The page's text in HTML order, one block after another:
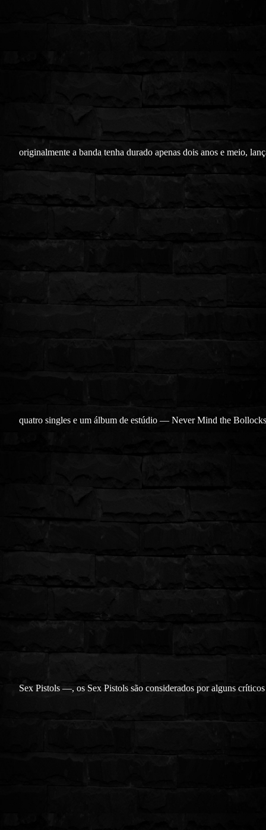
originalmente a banda tenha durado apenas dois anos e meio,
quatro singles e um álbum de estúdio — Never Mind the
Sex Pistols —, os Sex Pistols são considerados por alguns críticos